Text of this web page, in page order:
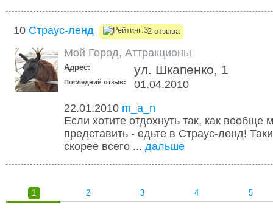
10 Страус-ленд 2 отзыва
Мой Город, Аттракционы
Адрес: ул. Шкапенко, 1
Последний отзыв:
01.04.2010
22.01.2010 m_a_n
Если хотите отдохнуть так, как вообще
представить - едьте в Страус-ленд!
скорее всего ... дальше
1 2 3 4 5